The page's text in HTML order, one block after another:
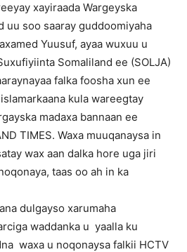
xayiraada Wargeyska
uu soo saaray guddoomiyaha
Yuusuf, ayaa wuxuu u
Somaliland ee (SOLJA)
falka foosha xun ee
kula wareegtay
madaxa bannaan ee
TIMES. Waxa muuqanaysa in
wax aan dalka hore uga jiri
taas oo ah in ka
dulgayso xarumaha
waddanka u yaalla ku
waxa u noqonaysa falkii HCTV